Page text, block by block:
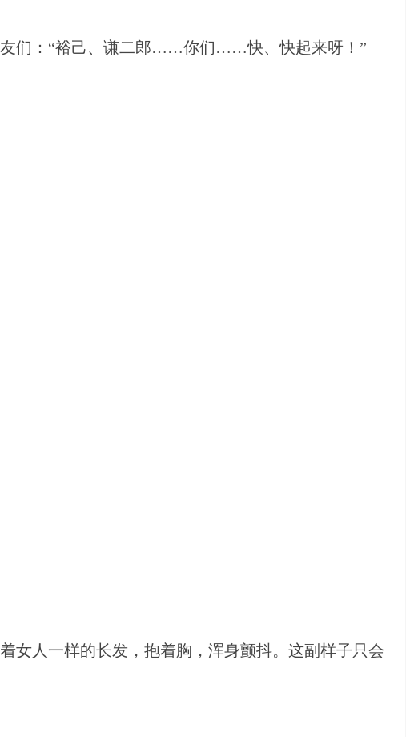
友们：“裕己、谦二郎……你们……快、快起来呀！”
女人一样的长发，抱着胸，浑身颤抖。这副样子只会